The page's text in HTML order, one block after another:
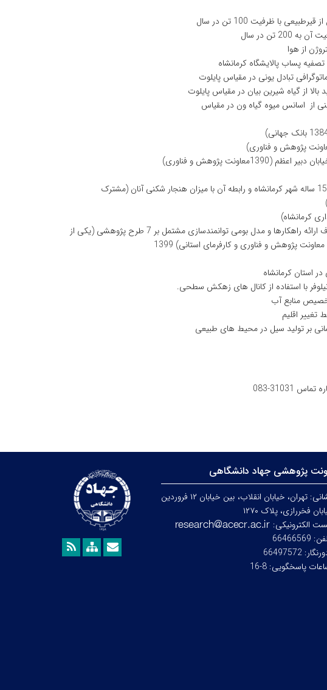
با ظرفیت 100 تن در سال
تن در سال
از هوا
پساب پالایشگاه کرمانشاه
تبادل یونی در مقیاس پایلوت
از گیاه شیرین بیان در مقیاس پایلوت
از اسانس میوه گیاه ون در مقیاس
پژوهش و فناوری)
تحلیل وضعیت (پراکندگی) انواع خشونت در میان جوانان 29-15 ساله شهر کرمانشاه و رابطه آن با میزان هنجار شکنی آنان (مشترک
مطالعه اجتماعی مناطق اسکان غیر رسمی شهر کرمانشاه با هدف ارائه راهکارها و مدل بومی توانمندسازی مشتمل بر 7 طرح پژوهشی (یکی از
استان کرمانشاه
با استفاده از کانال های زهکش سطحی.
منابع آب
اقلیم
بر تولید سیل در محیط های طبیعی
پژوهشی جهاد دانشگاهی
تهران، خیابان انقلاب، بین خیابان ۱۲ فروردین
فخررازی، پلاک ۱۲۷۰
الکترونیکی:
66466569
66497572
پاسخگویی:8-16